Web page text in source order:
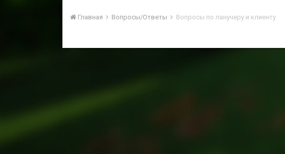
Главная Вопросы/Ответы Вопросы по ланучеру и клиенту